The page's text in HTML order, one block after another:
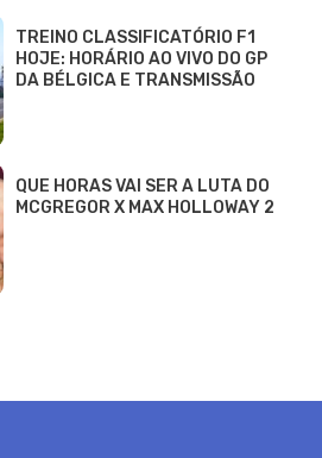
TREINO CLASSIFICATÓRIO F1
HOJE: HORÁRIO AO VIVO DO GP
DA BÉLGICA E TRANSMISSÃO
QUE HORAS VAI SER A LUTA DO
MCGREGOR X MAX HOLLOWAY 2